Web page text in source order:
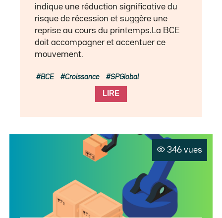
indique une réduction significative du
risque de récession et suggère une
reprise au cours du printemps.La BCE
doit accompagner et accentuer ce
mouvement.
LIRE
BCE Croissance SPGlobal
346 vues